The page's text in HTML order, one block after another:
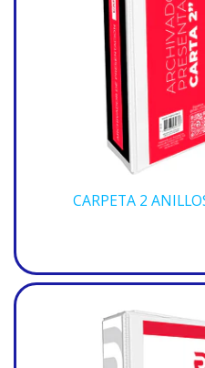
CARPETA 2